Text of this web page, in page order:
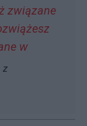
związane
w
z